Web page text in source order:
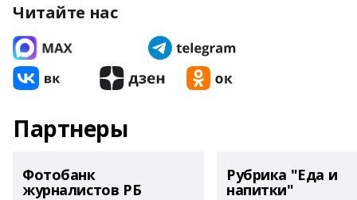
Читайте нас
Партнеры
Фотобанк
журналистов РБ
Рубрика "Еда и
напитки"